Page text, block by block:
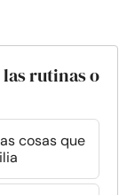
las rutinas o
cosas que